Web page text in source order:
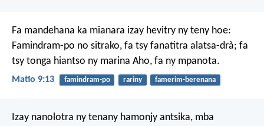
Fa mandehana ka mianara izay hevitry ny teny hoe:
Famindram-po no sitrako, fa tsy fanatitra alatsa-drà; fa
tsy tonga hiantso ny marina Aho, fa ny mpanota.
Matio 9:13 famindram-po rariny famerim-berenana
Izay nanolotra ny tenany hamonjy antsika, mba